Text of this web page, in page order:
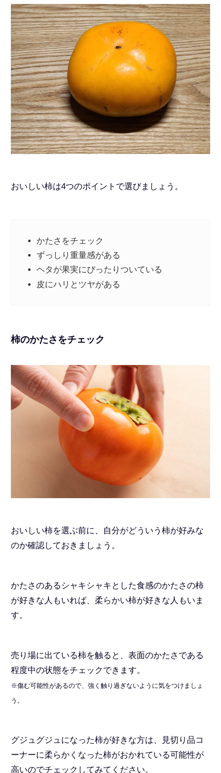
おいしい柿は4つのポイントで選びましょう。
かたさをチェック
ずっしり重量感がある
ヘタが果実にぴったりついている
皮にハリとツヤがある
柿のかたさをチェック
おいしい柿を選ぶ前に、自分がどういう柿が好みな
のか確認しておきましょう。
かたさのあるシャキシャキとした食感のかたさの柿
が好きな人もいれば、柔らかい柿が好きな人もいま
す。
売り場に出ている柿を触ると、表面のかたさである
程度中の状態をチェックできます。
※傷む可能性があるので、強く触り過ぎないように気をつけましょ
う。
グジュグジュになった柿が好きな方は、見切り品コ
ーナーに柔らかくなった柿がおかれている可能性が
高いのでチェックしてみてください。